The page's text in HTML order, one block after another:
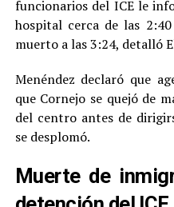
funcionarios del ICE le
hospital cerca de las
muerto a las 3:24, detalló
Menéndez declaró que
que Cornejo se quejó de
del centro antes de
se desplomó.
Muerte de